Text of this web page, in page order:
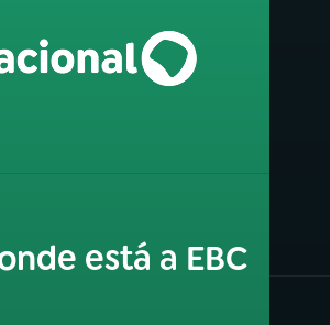
está a EBC